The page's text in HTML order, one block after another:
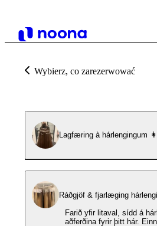
Wybierz, co zarezerwować
Lagfæring à hárlengingum
Ráðgjöf & fjarlæging
Farið yfir litaval, sídd á
aðferðina fyrir þitt hár.